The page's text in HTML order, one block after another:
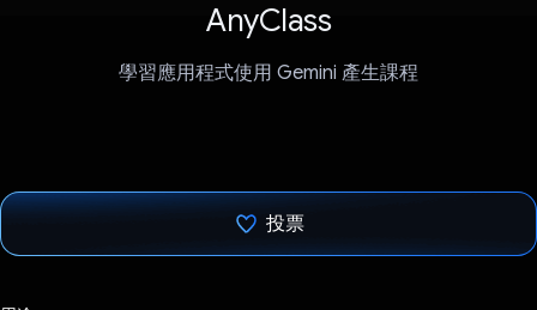
AnyClass
學習應用程式使用 Gemini 產生課程
投票